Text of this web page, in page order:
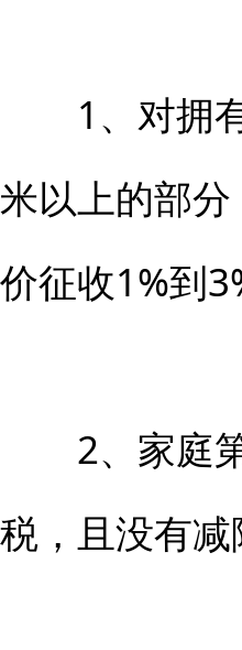
1、对拥有
米以上的部
价征收1%到
2、家庭第
税，且没有减